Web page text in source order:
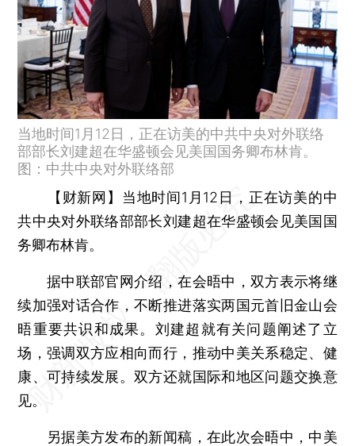
当地时间1月12日，正在访美的中共中央对外联络
部部长刘建超在华盛顿会见美国国务卿布林肯。
图：中共中央对外联络部
【财新网】 当地时间1月12日，正在访美的中
共中央对外联络部部长刘建超在华盛顿会见美国国
务卿布林肯。
据中联部官网介绍，在会晤中，双方表示将继
续加强对话合作，不断推进落实两国元首旧金山会
晤重要共识和成果。刘建超就有关问题阐述了立
场，强调双方应相向而行，推动中美关系稳定、健
康、可持续发展。双方还就国际和地区问题交换意
见。
另据美方发布的新闻稿，在此次会晤中，中美